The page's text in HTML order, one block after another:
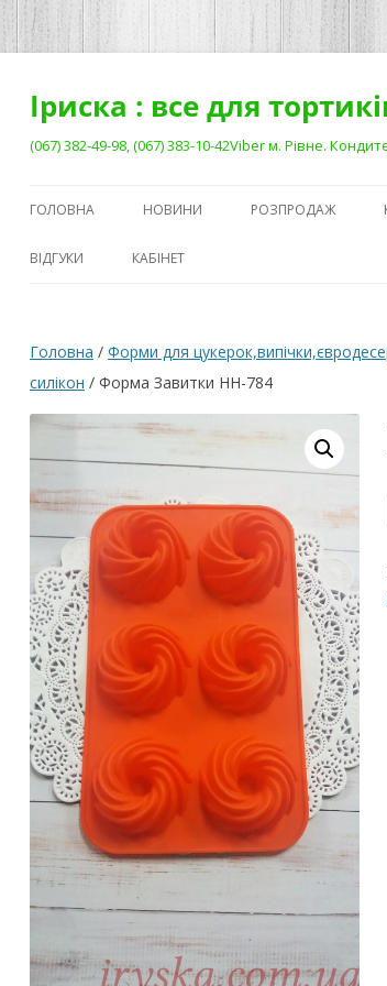
Перейти
Іриска : все для
(067) 382-49-98, (067) 383-10-42Viber м. Рівне.
ГОЛОВНА НОВИНИ РОЗПРОДАЖ
ВІДГУКИ КАБІНЕТ
Головна / Форми для
силікон / Форма Завитки НН-784